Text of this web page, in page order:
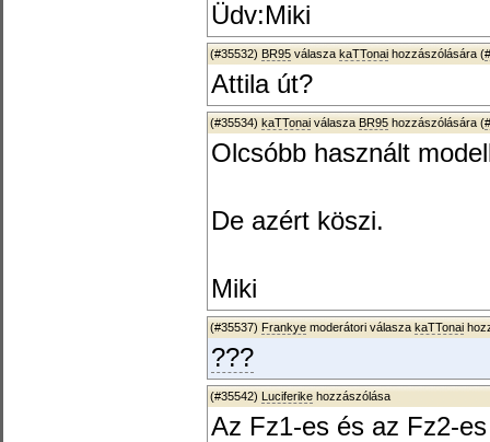
Üdv:Miki
(#35532) BR95 válasza kaTTonai hozzászólására (
Attila út?
(#35534) kaTTonai válasza BR95 hozzászólására (
Olcsóbb használt
De azért köszi.
Miki
(#35537) Frankye moderátori válasza kaTTonai
???
(#35542) Luciferike hozzászólása
Az Fz1-es és az Fz2-